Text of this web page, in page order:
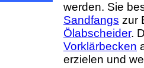
werden. Sie
Sandfangs zur
Ölabscheider.
Vorklärbecken
erzielen und